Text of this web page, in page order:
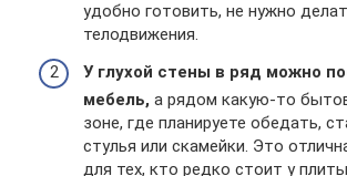
удобно готовить, не нужно
телодвижения.
У глухой стены в ряд можно
мебель, а рядом какую-то
зоне, где планируете обедать,
стулья или скамейки. Это
для тех, кто редко стоит у